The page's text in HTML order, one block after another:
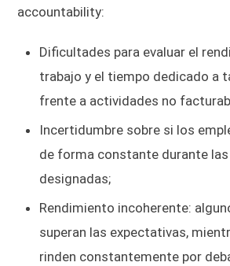
accountability:
Dificultades para evaluar el
trabajo y el tiempo dedicado a
frente a actividades no
Incertidumbre sobre si los
de forma constante durante
designadas;
Rendimiento incoherente:
superan las expectativas,
rinden constantemente por